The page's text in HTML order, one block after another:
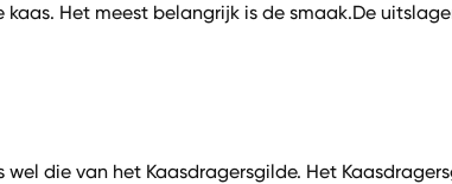
Het meest belangrijk is de smaak.De
die van het Kaasdragersgilde. Het